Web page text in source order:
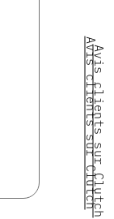
Avis clients sur Clutch
Avis clients sur Clutch